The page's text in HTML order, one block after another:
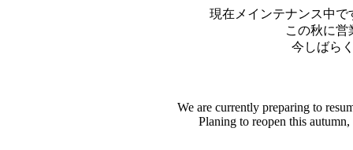
現在メインテナンス中
この秋に営
今しばら
We are currently preparing to
Planing to reopen this